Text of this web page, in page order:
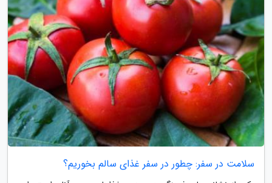
سلامت در سفر: چطور در سفر غذای سالم بخوریم؟